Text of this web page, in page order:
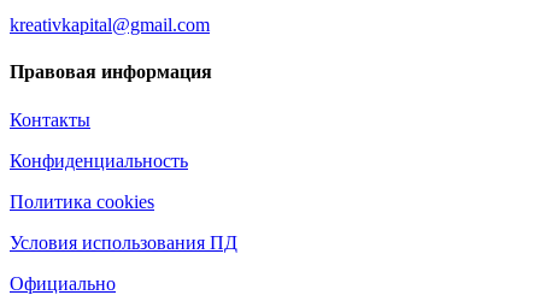
kreativkapital@gmail.com
Правовая информация
Контакты
Конфиденциальность
Политика cookies
Условия использования ПД
Официально